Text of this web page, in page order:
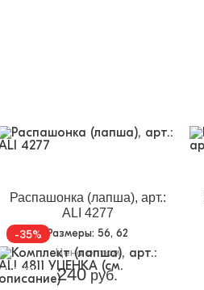
Распашонка (лапша), арт.:
ALI 4277
Размеры: 56, 62
Цена оптом
240 руб.
-35%
уценка